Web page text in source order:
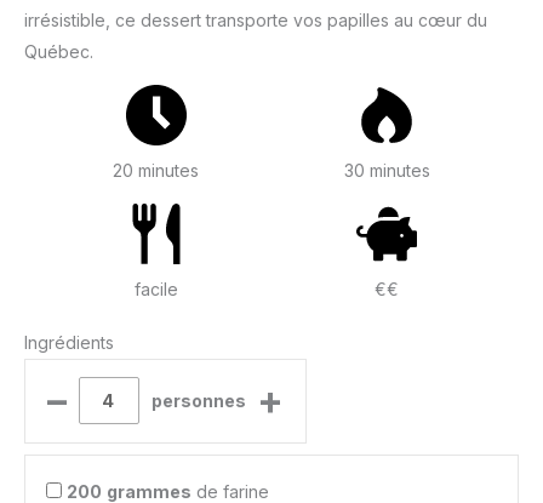
irrésistible, ce dessert transporte vos papilles au cœur du
Québec.
20 minutes 30 minutes
facile €€
Ingrédients
– personnes +
200 grammes de farine